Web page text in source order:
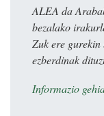
ALEA da
bezalako
Zuk ere
ezberdinak
Informazio